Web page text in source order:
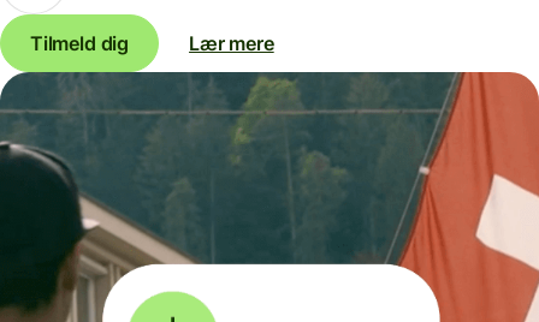
Tilmeld dig Lær mere